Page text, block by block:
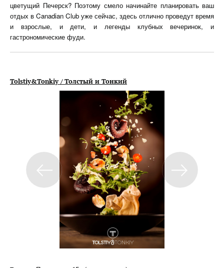
цветущий Печерск? Поэтому смело начинайте планировать ваш
отдых в Canadian Club уже сейчас, здесь отлично проведут время
и взрослые, и дети, и легенды клубных вечеринок, и
гастрономические фуди.
Tolstiy&Tonkiy / Толстый и Тонкий